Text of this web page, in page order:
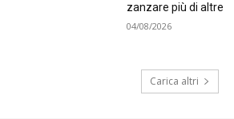
zanzare più di altre
04/08/2026
Carica altri